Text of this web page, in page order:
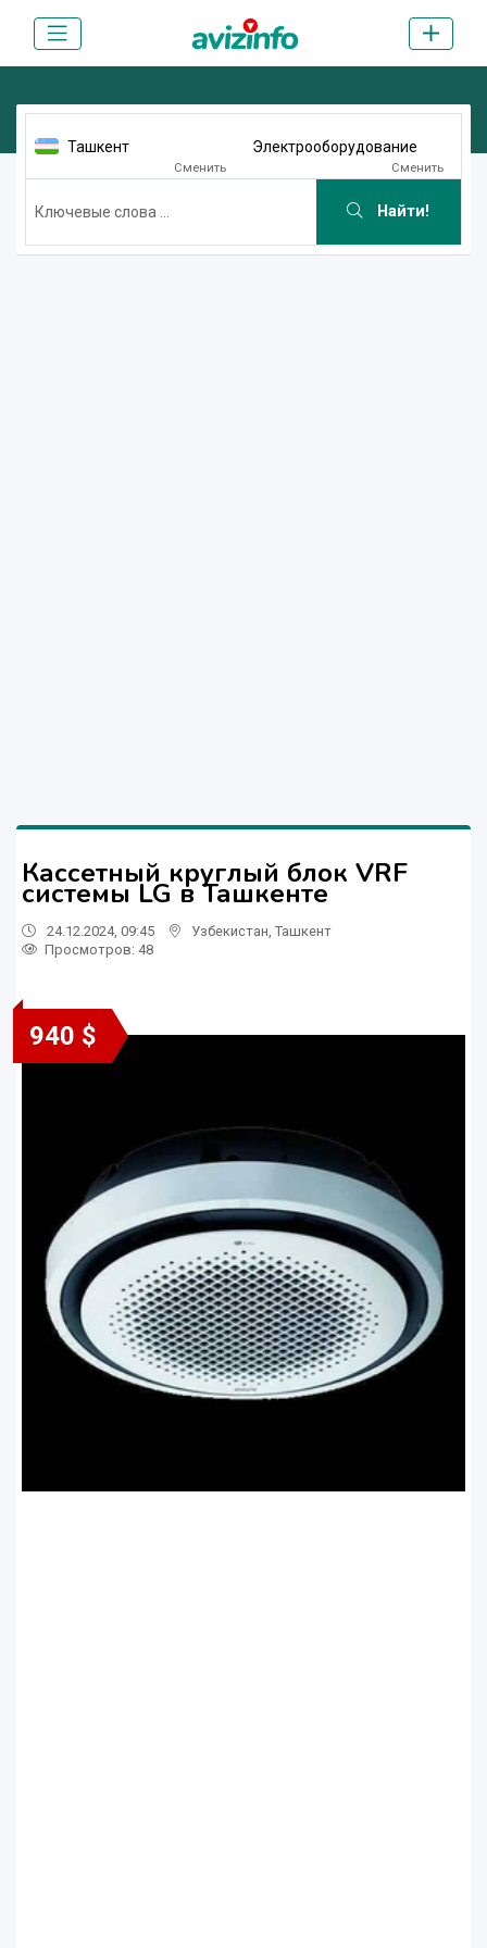
Ташкент
Сменить
Электрооборудование
Сменить
Найти!
Кассетный круглый блок VRF
системы LG в Ташкенте
24.12.2024, 09:45 Узбекистан Ташкент
Просмотров: 48
940 $